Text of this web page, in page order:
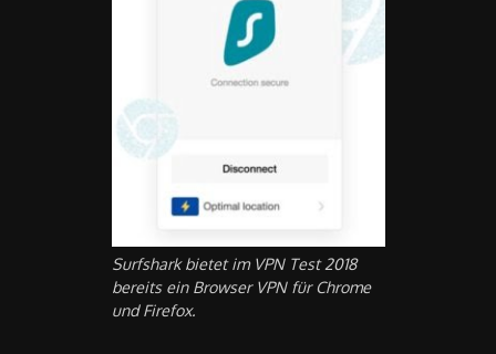
Surfshark bietet im VPN Test 2018
bereits ein Browser VPN für Chrome
und Firefox.